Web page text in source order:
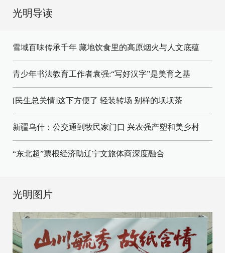
光明导读
雪域百味传承千年 藏地饮食里的高原烟火与人文底蕴
青少年书法教育工作者袁强:“写好汉字”是美育之基
[民生总关情]这下方便了 轻装转场 别样的坝坝茶
新疆乌什：公交通到牧民家门口 兴农强产塑和美乡村
“东北超”票根经济助辽宁文旅体商深度融合
光明图片